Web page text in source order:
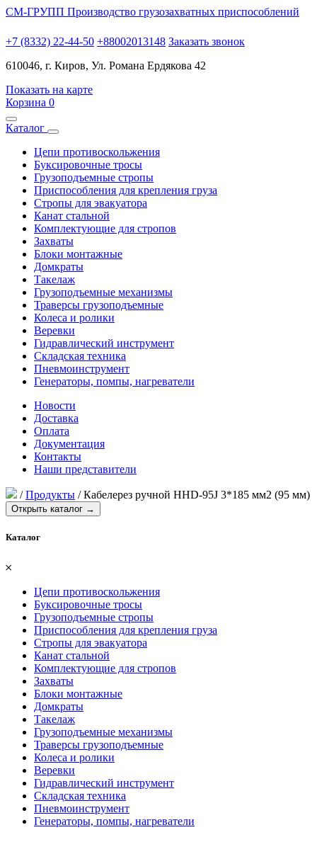
СМ-ГРУПП Производство грузозахватных приспособлений
+7 (8332) 22-44-50 +88002013148 Заказать звонок
610046, г. Киров, Ул. Романа Ердякова 42
Показать на карте
Корзина 0
Каталог
Цепи противоскольжения
Буксировочные тросы
Грузоподъемные стропы
Приспособления для крепления груза
Стропы для эвакуатора
Канат стальной
Комплектующие для стропов
Захваты
Блоки монтажные
Домкраты
Такелаж
Грузоподъемные механизмы
Траверсы грузоподъемные
Колеса и ролики
Веревки
Гидравлический инструмент
Складская техника
Пневмоинструмент
Генераторы, помпы, нагреватели
Новости
Доставка
Оплата
Документация
Контакты
Наши представители
/Продукты /Кабелерез ручной HHD-95J 3*185 мм2 (95 мм)
Открыть каталог →
Каталог
𐄂
Цепи противоскольжения
Буксировочные тросы
Грузоподъемные стропы
Приспособления для крепления груза
Стропы для эвакуатора
Канат стальной
Комплектующие для стропов
Захваты
Блоки монтажные
Домкраты
Такелаж
Грузоподъемные механизмы
Траверсы грузоподъемные
Колеса и ролики
Веревки
Гидравлический инструмент
Складская техника
Пневмоинструмент
Генераторы, помпы, нагреватели